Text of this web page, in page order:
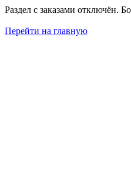
Раздел с заказами отключён.
Перейти на главную